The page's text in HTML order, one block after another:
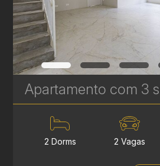
2 Dorms 2 Vagas